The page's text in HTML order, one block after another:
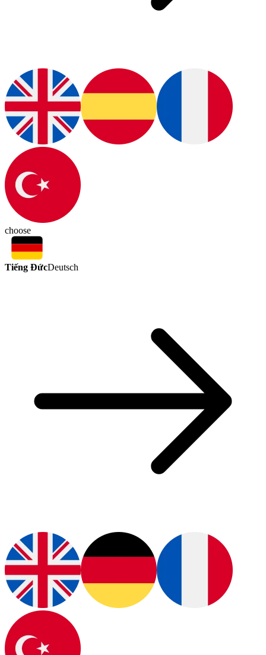
choose
Tiếng ĐứcDeutsch